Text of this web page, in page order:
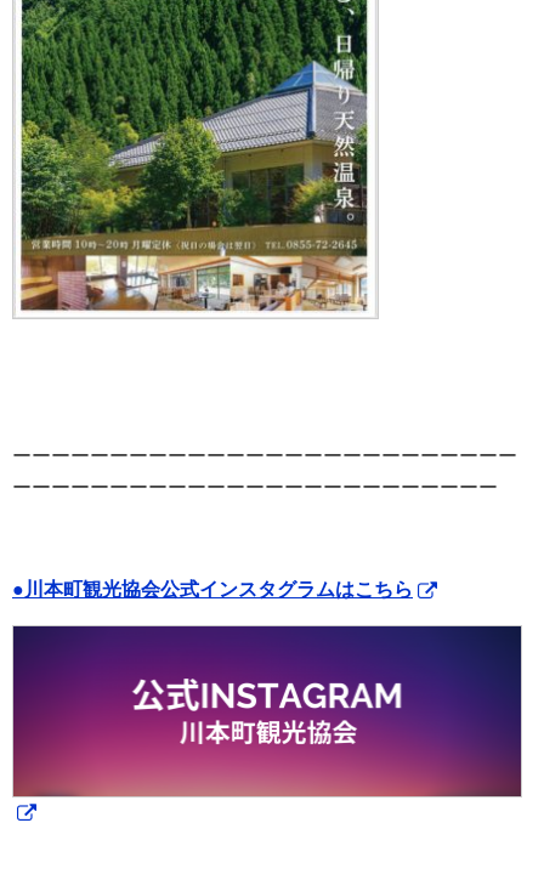
ーーーーーーーーーーーーーーーーーーーーーーーーーー
ーーーーーーーーーーーーーーーーーーーーーーーーー
●川本町観光協会公式インスタグラムはこちら